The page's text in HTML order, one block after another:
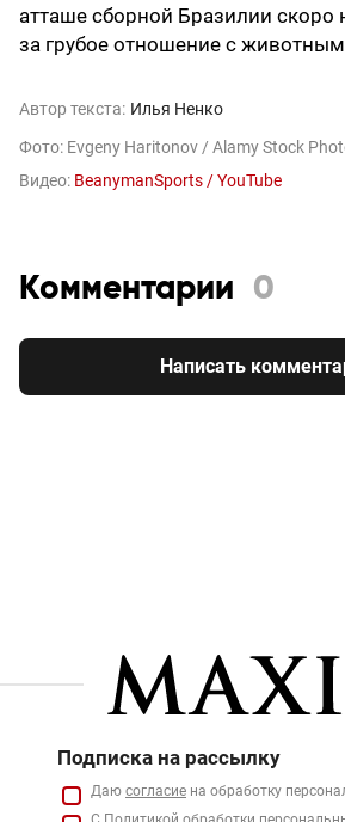
атташе сборной Бразилии скоро
за грубое отношение с
Автор текста: Илья Ненко
Фото: Evgeny Haritonov / Alamy Stock
Видео: BeanymanSports / YouTube
Комментарии 0
Написать
Подписка на рассылку
Даю согласие на обработку